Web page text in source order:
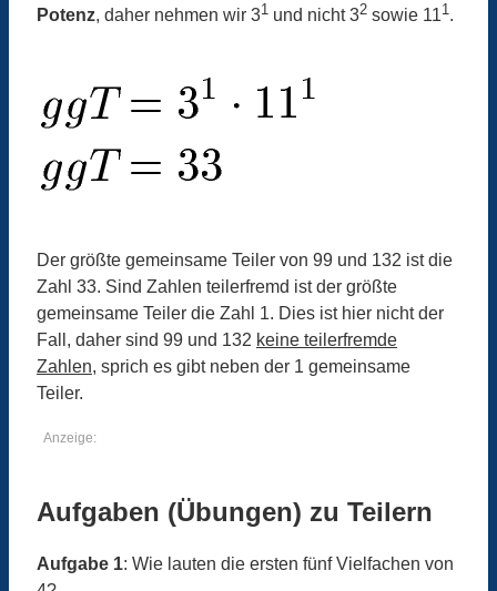
Potenz, daher nehmen wir 31 und nicht 32 sowie 111.
Der größte gemeinsame Teiler von 99 und 132 ist die
Zahl 33. Sind Zahlen teilerfremd ist der größte
gemeinsame Teiler die Zahl 1. Dies ist hier nicht der
Fall, daher sind 99 und 132 keine teilerfremde
Zahlen, sprich es gibt neben der 1 gemeinsame
Teiler.
Anzeige:
Aufgaben (Übungen) zu Teilern
Aufgabe 1: Wie lauten die ersten fünf Vielfachen von